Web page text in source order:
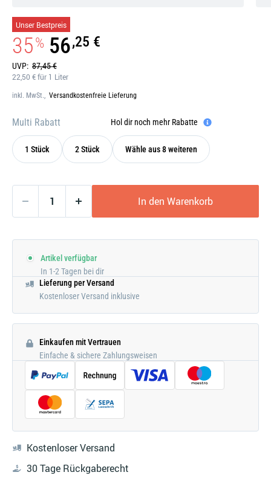
Galerie
öffnen
22,50 € für 1 Liter
UVP: 87,45 €
35% 56,25 €
Unser Bestpreis
inkl. MwSt., Versandkostenfreie Lieferung
Multi Rabatt Hol dir noch mehr Rabatte
1 Stück 2 Stück Wähle aus 8 weiteren
In den Warenkorb
Artikel verfügbar
In 1-2 Tagen bei dir
Lieferung per Versand
Kostenloser Versand inklusive
Einkaufen mit Vertrauen
Einfache & sichere Zahlungsweisen
Kostenloser Versand
30 Tage Rückgaberecht